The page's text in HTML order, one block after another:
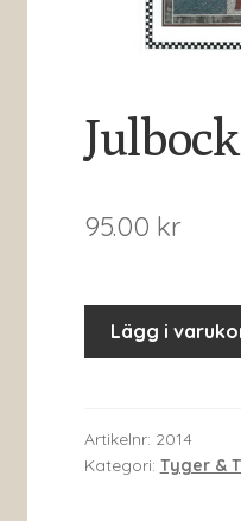
95.00 kr
Lägg i
Artikelnr: 2014
Kategori: Tyger &